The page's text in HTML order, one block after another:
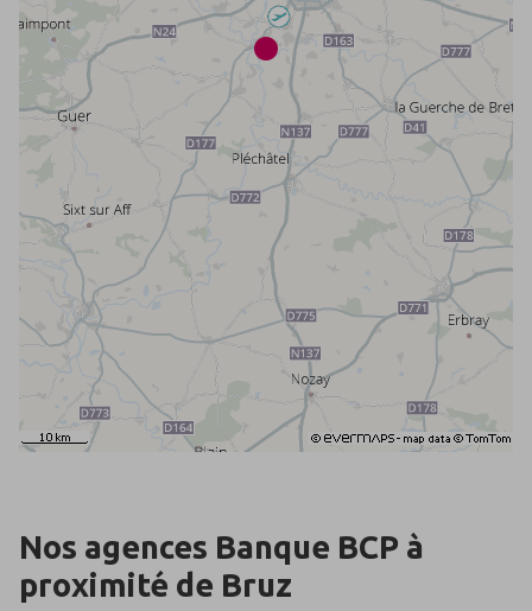
Nos agences Banque BCP à
proximité de Bruz